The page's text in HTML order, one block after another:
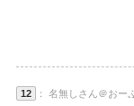
12 ： 名無しさん＠おー